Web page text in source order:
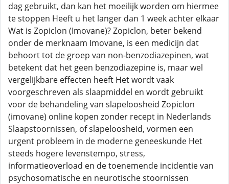
dag gebruikt, dan kan het moeilijk worden om hiermee
te stoppen Heeft u het langer dan 1 week achter elkaar
Wat is Zopiclon (Imovane)? Zopiclon, beter bekend
onder de merknaam Imovane, is een medicijn dat
behoort tot de groep van non-benzodiazepinen, wat
betekent dat het geen benzodiazepine is, maar wel
vergelijkbare effecten heeft Het wordt vaak
voorgeschreven als slaapmiddel en wordt gebruikt
voor de behandeling van slapeloosheid Zopiclon
(imovane) online kopen zonder recept in Nederlands
Slaapstoornissen, of slapeloosheid, vormen een
urgent probleem in de moderne geneeskunde Het
steeds hogere levenstempo, stress,
informatieoverload en de toenemende incidentie van
psychosomatische en neurotische stoornissen